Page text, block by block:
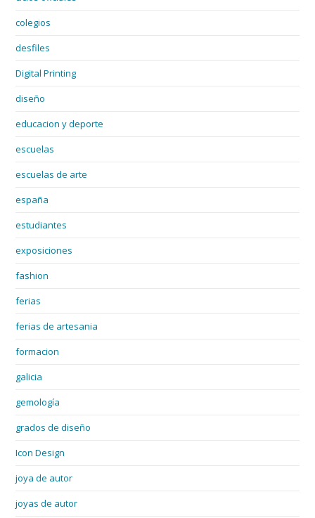
colegios
desfiles
Digital Printing
diseño
educacion y deporte
escuelas
escuelas de arte
españa
estudiantes
exposiciones
fashion
ferias
ferias de artesania
formacion
galicia
gemología
grados de diseño
Icon Design
joya de autor
joyas de autor